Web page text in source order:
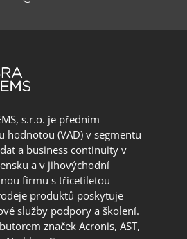
s.r.o. je předním
(VAD) v segmentu
a business continuity v
a v jihovýchodní
firmu s třicetiletou
produktů poskytuje
služby podpory a školení.
značek Acronis, AST,